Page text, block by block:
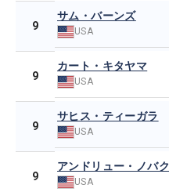
9
サム・バーンズ
USA
9
カート・キタヤマ
USA
9
サヒス・ティーガラ
USA
9
アンドリュー・ノバク
USA